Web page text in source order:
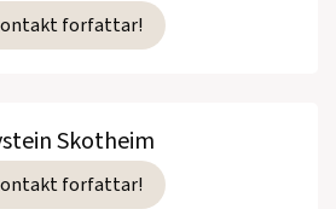
forfattar!
Skotheim
forfattar!